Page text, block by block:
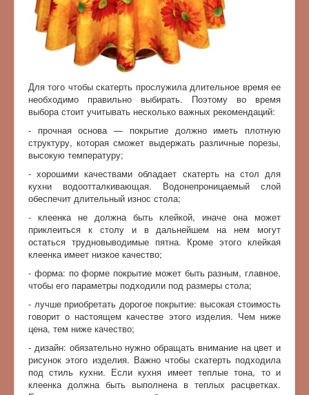
Для того чтобы скатерть прослужила длительное время ее
необходимо правильно выбирать. Поэтому во время
выбора стоит учитывать несколько важных рекомендаций:
- прочная основа — покрытие должно иметь плотную
структуру, которая сможет выдержать различные порезы,
высокую температуру;
- хорошими качествами обладает скатерть на стол для
кухни водоотталкивающая. Водонепроницаемый слой
обеспечит длительный износ стола;
- клеенка не должна быть клейкой, иначе она может
приклеиться к столу и в дальнейшем на нем могут
остаться трудновыводимые пятна. Кроме этого клейкая
клеенка имеет низкое качество;
- форма: по форме покрытие может быть разным, главное,
чтобы его параметры подходили под размеры стола;
- лучше приобретать дорогое покрытие: высокая стоимость
говорит о настоящем качестве этого изделия. Чем ниже
цена, тем ниже качество;
- дизайн: обязательно нужно обращать внимание на цвет и
рисунок этого изделия. Важно чтобы скатерть подходила
под стиль кухни. Если кухня имеет теплые тона, то и
клеенка должна быть выполнена в теплых расцветках.